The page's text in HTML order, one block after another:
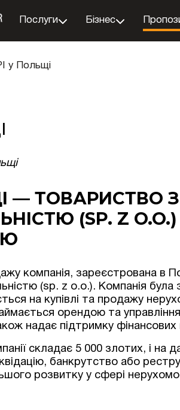
Послуги Бізнес
у Польщі
— ТОВАРИСТВО
(SP. Z
компанія, зареєстрована в
(sp. z o.o.). Компанія була
на купівлі та продажу
орендою та
надає підтримку фінансових
складає 5 000 злотих, і на
банкрутство або
розвитку у сфері